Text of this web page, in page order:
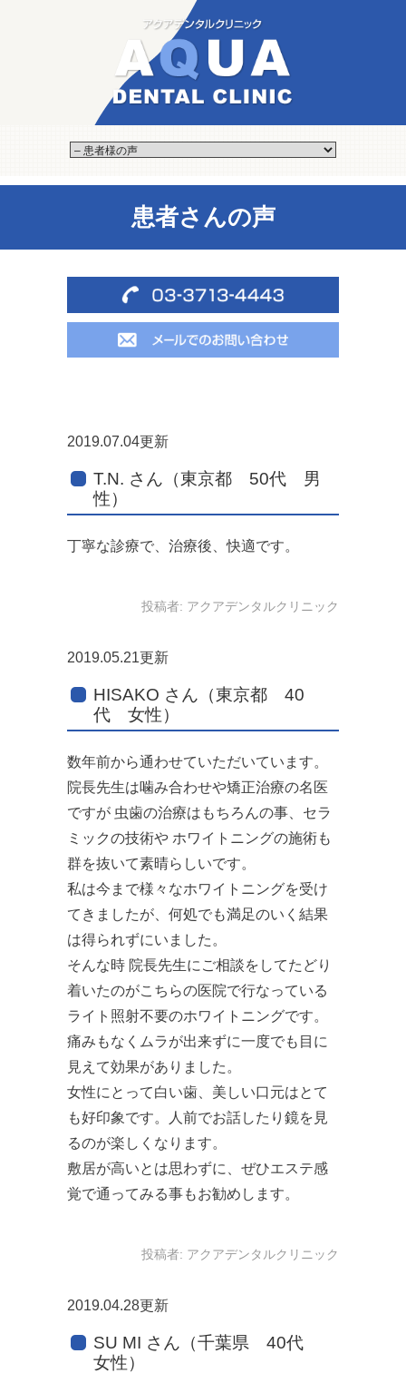
患者さんの声
2019.07.04更新
T.N. さん（東京都 50代 男
性）
丁寧な診療で、治療後、快適です。
投稿者: アクアデンタルクリニック
2019.05.21更新
HISAKO さん（東京都 40
代 女性）
数年前から通わせていただいています。
院長先生は噛み合わせや矯正治療の名医
ですが 虫歯の治療はもちろんの事、セラ
ミックの技術や ホワイトニングの施術も
群を抜いて素晴らしいです。
私は今まで様々なホワイトニングを受け
てきましたが、何処でも満足のいく結果
は得られずにいました。
そんな時 院長先生にご相談をしてたどり
着いたのがこちらの医院で行なっている
ライト照射不要のホワイトニングです。
痛みもなくムラが出来ずに一度でも目に
見えて効果がありました。
女性にとって白い歯、美しい口元はとて
も好印象です。人前でお話したり鏡を見
るのが楽しくなります。
敷居が高いとは思わずに、ぜひエステ感
覚で通ってみる事もお勧めします。
投稿者: アクアデンタルクリニック
2019.04.28更新
SU MI さん（千葉県 40代
女性）